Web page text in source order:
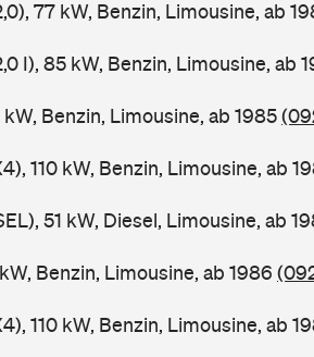
77 kW, Benzin, Limousine, ab
I), 85 kW, Benzin, Limousine, ab
kW, Benzin, Limousine, ab 1985
110 kW, Benzin, Limousine, ab
51 kW, Diesel, Limousine, ab
Benzin, Limousine, ab 1986
110 kW, Benzin, Limousine, ab